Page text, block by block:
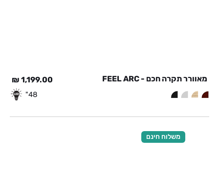
מאוורר תקרה חכם - FEEL ARC 1,199.00
₪
48"
משלוח חינם